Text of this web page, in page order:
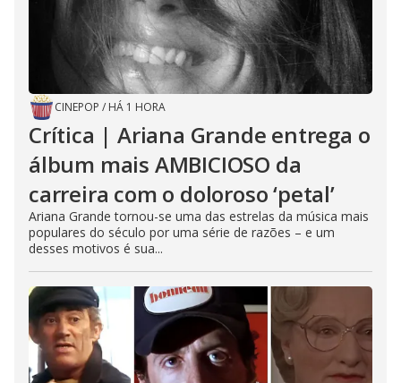
CINEPOP / HÁ 1 HORA
Crítica | Ariana Grande entrega o
álbum mais AMBICIOSO da
carreira com o doloroso ‘petal’
Ariana Grande tornou-se uma das estrelas da música mais
populares do século por uma série de razões – e um
desses motivos é sua...